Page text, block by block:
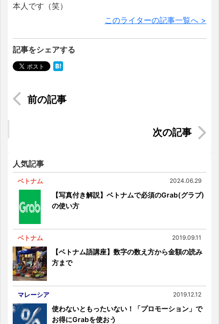
本人です（笑）
このライターの記事一覧へ >
記事をシェアする
【Tuyếtグルメレポ】ローカル店HONG HANHに行
今からでも遅くない！ さくっと行ける日帰りベ
人気記事
ベトナム 2024.06.29
【写真付き解説】ベトナムで必須のGrab(グラブ)
の使い方
ベトナム 2019.09.11
【ベトナム語講座】数字の数え方から金額の読み
方まで
マレーシア 2019.12.12
使わないともったいない！「プロモーション」で
お得にGrabを使おう